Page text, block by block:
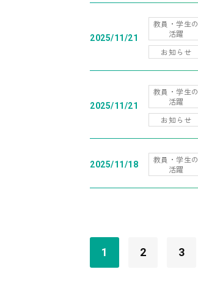
2025/11/21
教員・学生の
活躍
お知らせ
2025/11/21
教員・学生の
活躍
お知らせ
2025/11/18
教員・学生の
活躍
1 2 3